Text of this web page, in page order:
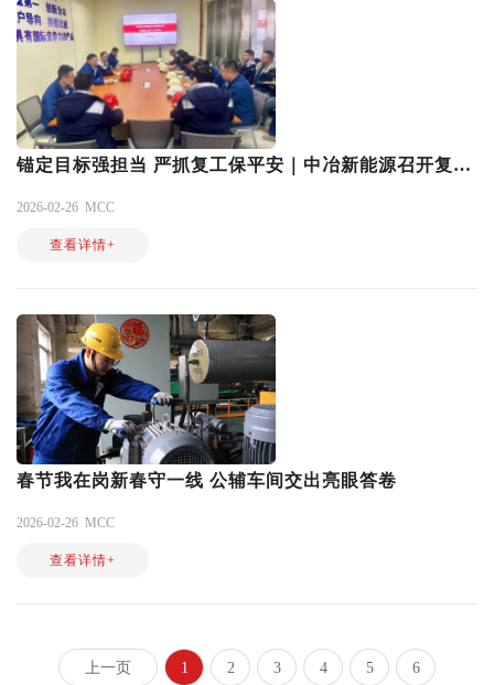
锚定目标强担当 严抓复工保平安｜中冶新能源召开复工复产安全生产专题会议
2026-02-26 MCC
查看详情+
春节我在岗新春守一线 公辅车间交出亮眼答卷
2026-02-26 MCC
查看详情+
上一页 1 2 3 4 5 6